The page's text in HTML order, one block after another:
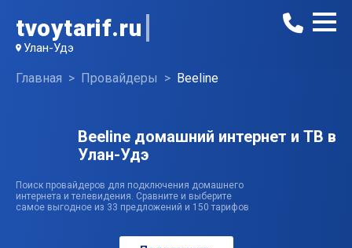
tvoytarif.ru
Улан-Удэ
Главная Провайдеры Beeline
Beeline домашний интернет и ТВ в
Улан-Удэ
Поиск провайдеров для подключения домашнего
интернета и телевидения. Сравните и выберите
самое выгодное из 33 предложений и 150 тарифов